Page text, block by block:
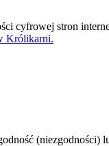
cyfrowej stron
Królikarni.
(niezgodności)